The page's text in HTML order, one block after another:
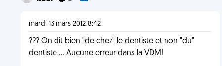
mardi 13 mars 2012 8:42
??? On dit bien "de chez" le dentiste et non "du"
dentiste ... Aucune erreur dans la VDM!